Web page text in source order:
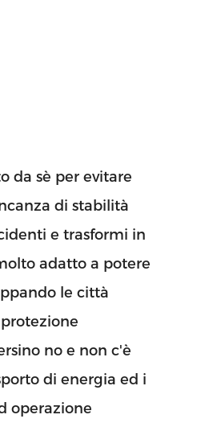
da sè per evitare
di stabilità
e trasformi in
adatto a potere
le città
no e non c'è
di energia ed i
operazione